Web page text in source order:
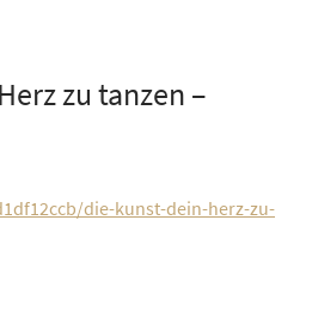
zu tanzen –
die-kunst-dein-herz-zu-